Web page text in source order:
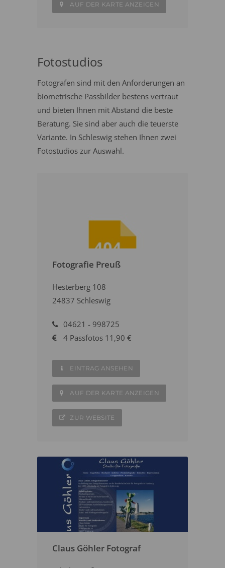
AUF DER KARTE ANZEIGEN
Fotostudios
Fotografen sind mit den Anforderungen an
biometrische Passbilder bestens vertraut
und bieten Ihnen mit Abstand die beste
Beratung. Sie sind aber auch die teuerste
Variante. In Schleswig stehen Ihnen zwei
Fotostudios zur Auswahl.
Fotografie Preuß
Hesterberg 108
24837 Schleswig
04621 - 998725
4 Passfotos 11,90 €
EINTRAG ANSEHEN
AUF DER KARTE ANZEIGEN
ZUR WEBSITE
Claus Göhler Fotograf